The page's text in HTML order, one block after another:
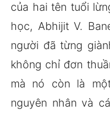
của hai tên tuổi
học, Abhijit V.
người đã từng
không chỉ đơn
mà nó còn là
nguyên nhân và